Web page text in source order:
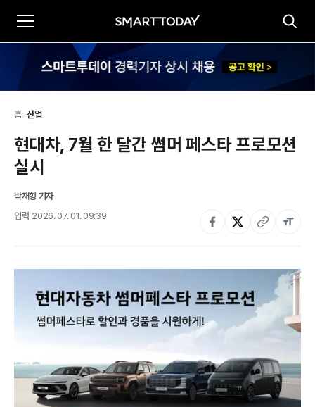
홈>산업
현대차, 7월 한 달간 썸머 페스타 프로모션
실시
박재형 기자
입력 2026. 07. 01. 09:39